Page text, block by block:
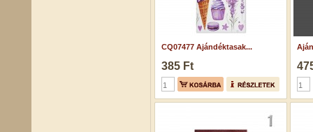
CQ07477 Ajándéktasak...
385 Ft